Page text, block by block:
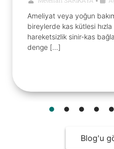
Ameliyat veya yoğun
bireylerde kas kütlesi
hareketsizlik sinir-kas
denge […]
Blog'u